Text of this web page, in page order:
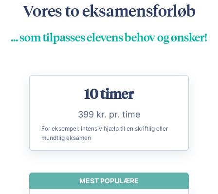
Vores to eksamensforløb
... som tilpasses elevens behov og ønsker!
10 timer
399 kr. pr. time
For eksempel: Intensiv hjælp til en skriftlig eller
mundtlig eksamen
MEST POPULÆRE